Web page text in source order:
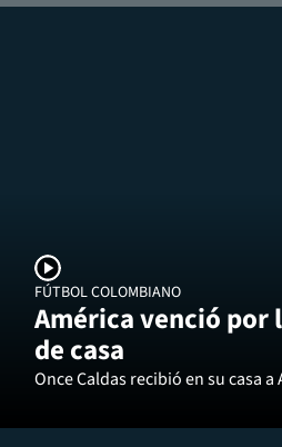
FÚTBOL COLOMBIANO
América venció por
de casa
Once Caldas recibió en su casa